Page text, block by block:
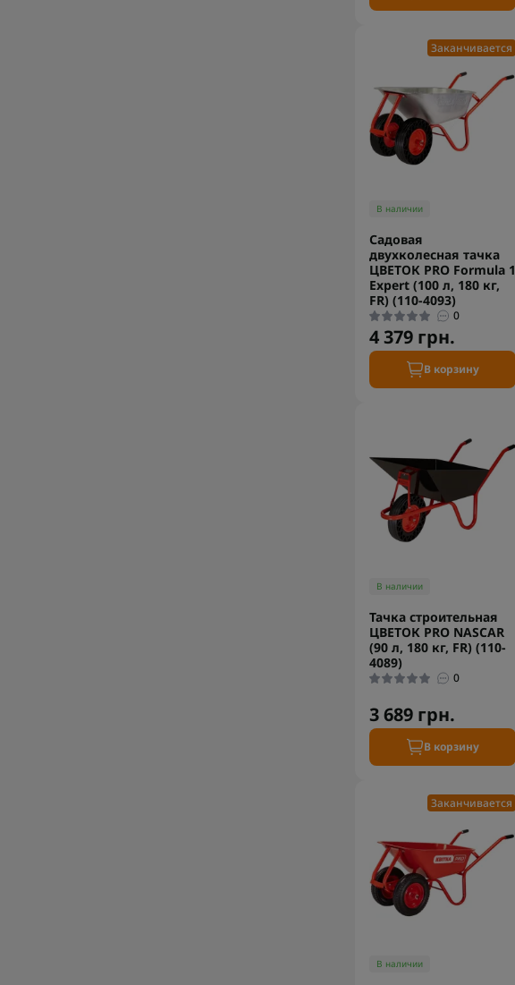
Заканчивается
В наличии
Садовая
двухколесная тачка
ЦВЕТОК PRO Formula 1
Expert (100 л, 180 кг,
FR) (110-4093)
0
4 379 грн.
В корзину
В наличии
Тачка строительная
ЦВЕТОК PRO NASCAR
(90 л, 180 кг, FR) (110-
4089)
0
3 689 грн.
В корзину
Заканчивается
В наличии